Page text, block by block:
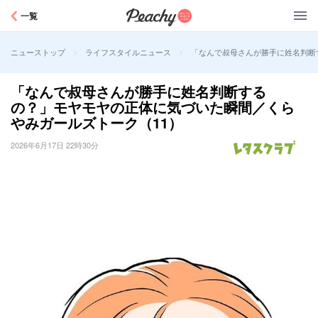
一覧
ニューストップ > ライフスタイルニュース > 「なんで叔母さんが勝手に姓名判
「なんで叔母さんが勝手に姓名判断する
の？」モヤモヤの正体に気づいた瞬間／くら
やみガールズトーク（11）
2026年6月17日 22時30分